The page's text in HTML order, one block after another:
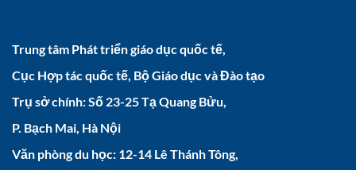
Trung tâm Phát triển giáo dục quốc tế,
Cục Hợp tác quốc tế, Bộ Giáo dục và Đào tạo
Trụ sở chính: Số 23-25 Tạ Quang Bửu,
P. Bạch Mai, Hà Nội
Văn phòng du học: 12-14 Lê Thánh Tông,